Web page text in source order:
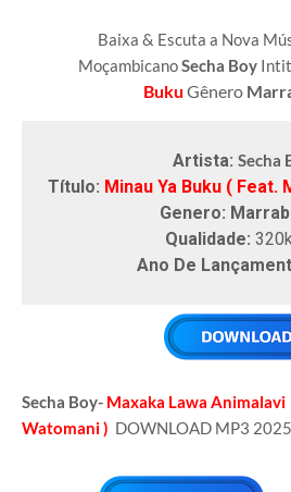
Baixa & Escuta a Nova
MoçambicanoSecha Boy
Buku Gênero
Artista: Secha
Título: Minau Ya Buku ( Feat.
Genero:
Qualidade:
Ano De
Secha Boy- Maxaka Lawa Animalavi
Watomani ) DOWNLOAD MP3 2025